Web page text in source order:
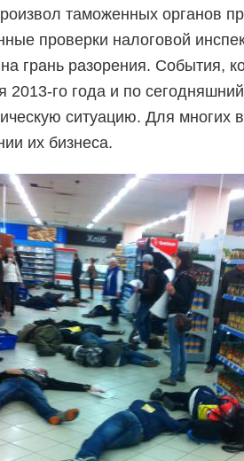
таможенных органов
проверки налоговой
грань разорения. События,
2013-го года и по
ситуацию. Для многих
их бизнеса.